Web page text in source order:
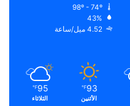
43%
4.52 ميل/ساعة
93
℉
الأثنين
95
℉
الثلاثاء